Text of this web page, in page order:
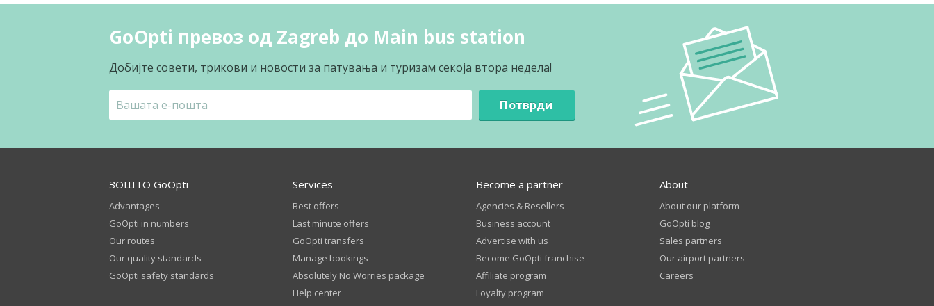
GoOpti превоз од Zagreb до Main bus station
Добијте совети, трикови и новости за патувања и туризам секоја втора недела!
Потврди
ЗОШТО GoOpti
Advantages
GoOpti in numbers
Our routes
Our quality standards
GoOpti safety standards
Services
Best offers
Last minute offers
GoOpti transfers
Manage bookings
Absolutely No Worries package
Help center
Become a partner
Agencies & Resellers
Business account
Advertise with us
Become GoOpti franchise
Affiliate program
Loyalty program
About
About our platform
GoOpti blog
Sales partners
Our airport partners
Careers